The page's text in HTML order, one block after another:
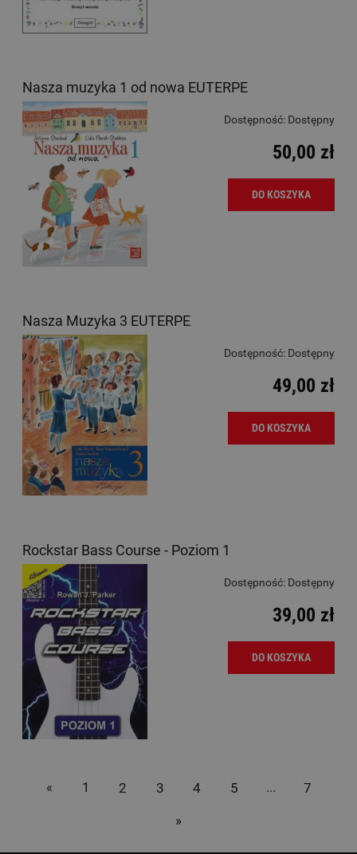
Nasza muzyka 1 od nowa EUTERPE
Dostępność: Dostępny
50,00 zł
DO KOSZYKA
Nasza Muzyka 3 EUTERPE
Dostępność: Dostępny
49,00 zł
DO KOSZYKA
Rockstar Bass Course - Poziom 1
Dostępność: Dostępny
39,00 zł
DO KOSZYKA
« 1 2 3 4 5 ... 7
»